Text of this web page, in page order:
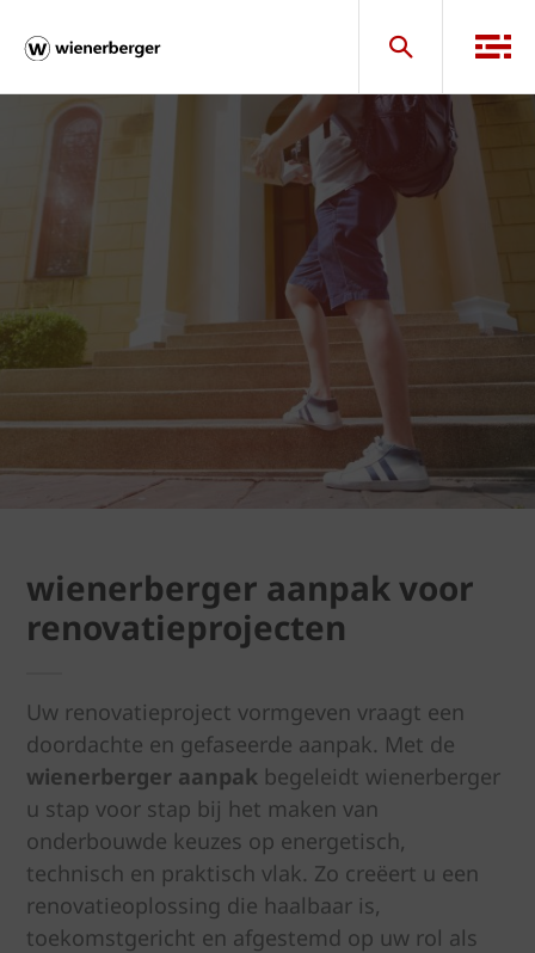
wienerberger aanpak voor
renovatieprojecten
Uw renovatieproject vormgeven vraagt een
doordachte en gefaseerde aanpak. Met de
wienerberger aanpak begeleidt wienerberger
u stap voor stap bij het maken van
onderbouwde keuzes op energetisch,
technisch en praktisch vlak. Zo creëert u een
renovatieoplossing die haalbaar is,
toekomstgericht en afgestemd op uw rol als